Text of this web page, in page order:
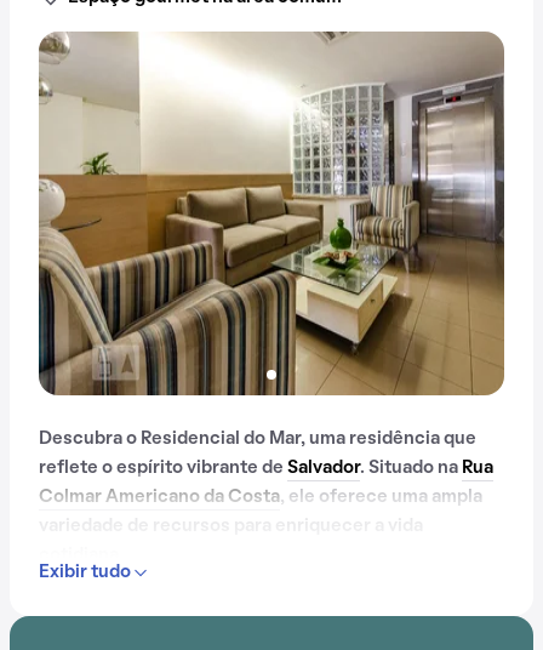
Descubra o Residencial do Mar, uma residência que
reflete o espírito vibrante de Salvador. Situado na Rua
Colmar Americano da Costa, ele oferece uma ampla
Com portaria 24 horas, elevador, academia, piscina,
Exibir tudo